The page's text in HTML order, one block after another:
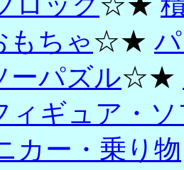
もちゃ☆★
ーパズル☆★
ィギュア・ソ
カー・乗り物